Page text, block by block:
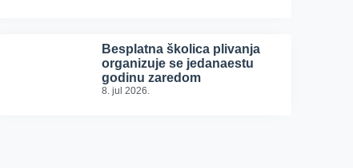
Besplatna školica plivanja
organizuje se jedanaestu
godinu zaredom
8. jul 2026.